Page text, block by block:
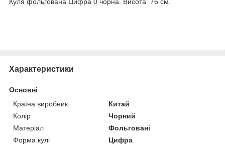
Характеристики
Основні
Країна виробник
Китай
Колір
Чорний
Матеріал
Фольговані
Форма кулі
Цифра